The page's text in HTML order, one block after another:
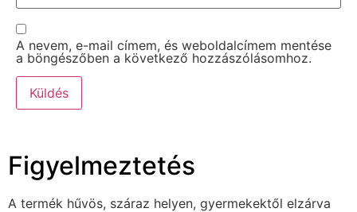
A nevem, e-mail címem, és weboldalcímem mentése
a böngészőben a következő hozzászólásomhoz.
Figyelmeztetés
A termék hűvös, száraz helyen, gyermekektől elzárva